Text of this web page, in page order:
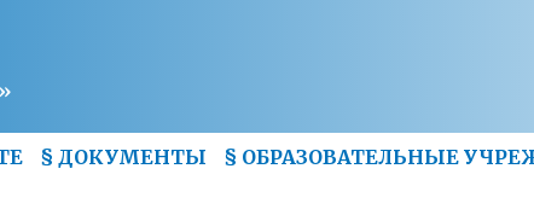
§ ДОКУМЕНТЫ § ОБРАЗОВАТЕЛЬНЫЕ